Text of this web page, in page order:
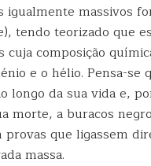
massivos
tendo teorizado que
composição
e o hélio. Pensa-se
longo da sua vida e,
morte, a buracos
provas que ligassem
massa.